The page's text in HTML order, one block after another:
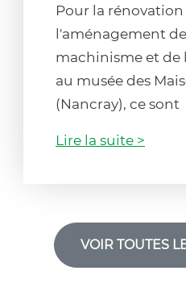
Pour la
l'aménagement
machinisme et de
au musée des
(Nancray), ce sont
Lire la suite >
VOIR TOUTES